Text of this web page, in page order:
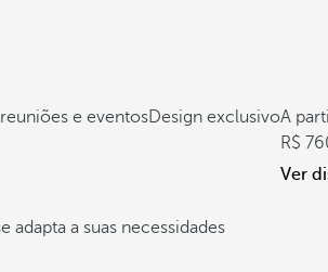
e eventosDesign exclusivoA
Ver
a suas necessidades